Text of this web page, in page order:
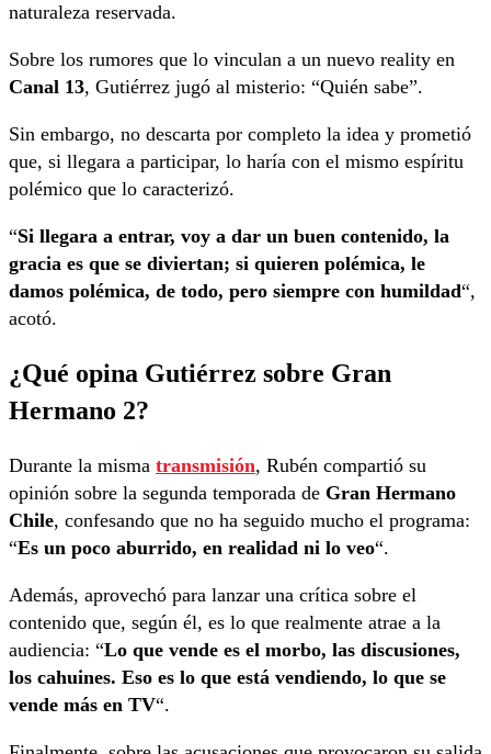
naturaleza reservada.
Sobre los rumores que lo vinculan a un nuevo reality en
Canal 13, Gutiérrez jugó al misterio: “Quién sabe”.
Sin embargo, no descarta por completo la idea y prometió
que, si llegara a participar, lo haría con el mismo espíritu
polémico que lo caracterizó.
“Si llegara a entrar, voy a dar un buen contenido, la
gracia es que se diviertan; si quieren polémica, le
damos polémica, de todo, pero siempre con humildad“,
acotó.
¿Qué opina Gutiérrez sobre Gran
Hermano 2?
Durante la misma transmisión, Rubén compartió su
opinión sobre la segunda temporada de Gran Hermano
Chile, confesando que no ha seguido mucho el programa:
“Es un poco aburrido, en realidad ni lo veo“.
Además, aprovechó para lanzar una crítica sobre el
contenido que, según él, es lo que realmente atrae a la
audiencia: “Lo que vende es el morbo, las discusiones,
los cahuines. Eso es lo que está vendiendo, lo que se
vende más en TV“.